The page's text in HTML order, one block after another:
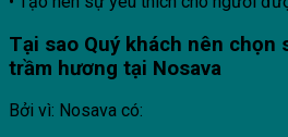
Tại sao Quý khách nên chọn
trầm hương tại Nosava
Bởi vì: Nosava có: